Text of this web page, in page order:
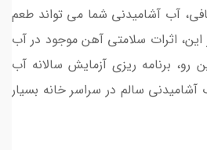
آب آشامیدنی شما می تواند طعم
این، اثرات سلامتی آهن موجود در آب
رو، برنامه ریزی آزمایش سالانه آب
آشامیدنی سالم در سراسر خانه بسیار